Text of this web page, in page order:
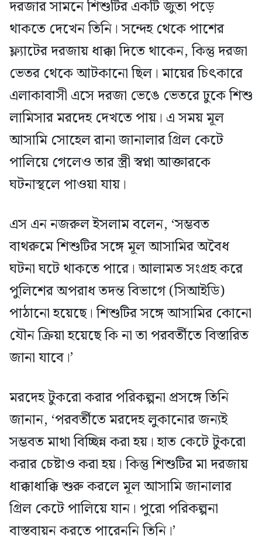
দরজার সামনে শিশুটির একটি জুতা পড়ে
থাকতে দেখেন তিনি। সন্দেহ থেকে পাশের
ফ্ল্যাটের দরজায় ধাক্কা দিতে থাকেন, কিন্তু দরজা
ভেতর থেকে আটকানো ছিল। মায়ের চিৎকারে
এলাকাবাসী এসে দরজা ভেঙে ভেতরে ঢুকে শিশু
লামিসার মরদেহ দেখতে পায়। এ সময় মূল
আসামি সোহেল রানা জানালার গ্রিল কেটে
পালিয়ে গেলেও তার স্ত্রী স্বপ্না আক্তারকে
ঘটনাস্থলে পাওয়া যায়।
এস এন নজরুল ইসলাম বলেন, ‘সম্ভবত
বাথরুমে শিশুটির সঙ্গে মূল আসামির অবৈধ
ঘটনা ঘটে থাকতে পারে। আলামত সংগ্রহ করে
পুলিশের অপরাধ তদন্ত বিভাগে (সিআইডি)
পাঠানো হয়েছে। শিশুটির সঙ্গে আসামির কোনো
যৌন ক্রিয়া হয়েছে কি না তা পরবর্তীতে বিস্তারিত
জানা যাবে।’
মরদেহ টুকরো করার পরিকল্পনা প্রসঙ্গে তিনি
জানান, ‘পরবর্তীতে মরদেহ লুকানোর জন্যই
সম্ভবত মাথা বিচ্ছিন্ন করা হয়। হাত কেটে টুকরো
করার চেষ্টাও করা হয়। কিন্তু শিশুটির মা দরজায়
ধাক্কাধাক্কি শুরু করলে মূল আসামি জানালার
গ্রিল কেটে পালিয়ে যান। পুরো পরিকল্পনা
বাস্তবায়ন করতে পারেননি তিনি।’